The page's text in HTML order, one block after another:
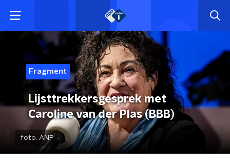
Fragment
Lijsttrekkersgesprek met
Caroline van der Plas (BBB)
foto: ANP